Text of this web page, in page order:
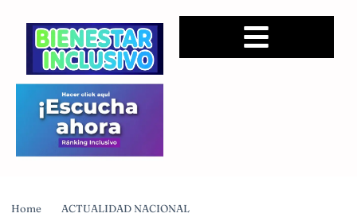
Home ACTUALIDAD NACIONAL